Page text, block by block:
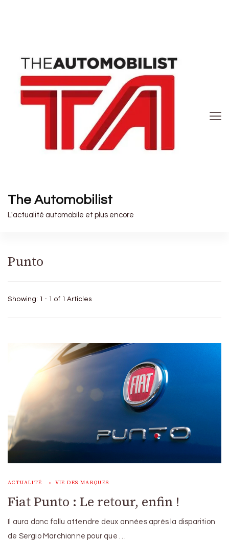
The Automobilist
L'actualité automobile et plus encore
Punto
Showing: 1 - 1 of 1 Articles
ACTUALITÉ VIE DES MARQUES
Fiat Punto : Le retour, enfin !
Il aura donc fallu attendre deux années après la disparition
de Sergio Marchionne pour que …